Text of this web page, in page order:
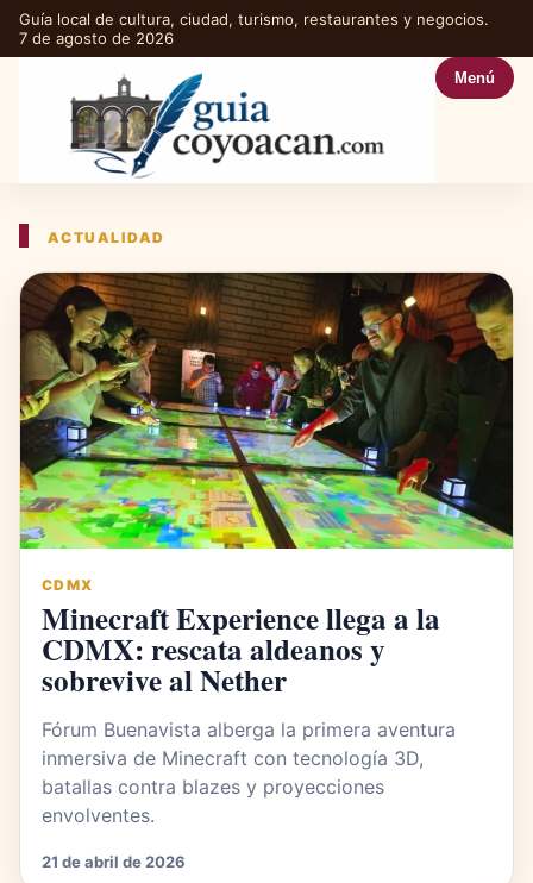
Guía local de cultura, ciudad, turismo, restaurantes y negocios.
7 de agosto de 2026
Menú
ACTUALIDAD
CDMX
Minecraft Experience llega a la
CDMX: rescata aldeanos y
sobrevive al Nether
Fórum Buenavista alberga la primera aventura
inmersiva de Minecraft con tecnología 3D,
batallas contra blazes y proyecciones
envolventes.
21 de abril de 2026